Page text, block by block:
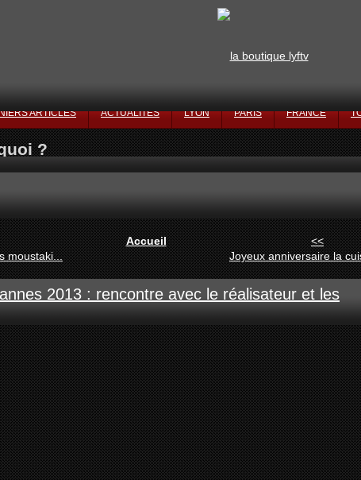
ARTICLES ACTUALITÉS LYON PARIS FRANCE
?
<<
Joyeux anniversaire la
moustaki...
Accueil
2013 : rencontre avec le réalisateur et les